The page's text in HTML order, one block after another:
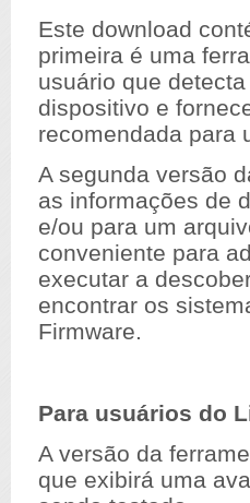
Este download
primeira é uma
usuário que
dispositivo e
recomendada para
A segunda versão
as informações de
e/ou para um
conveniente para
executar a
encontrar os
Firmware.
Para usuários do
A versão da
que exibirá uma